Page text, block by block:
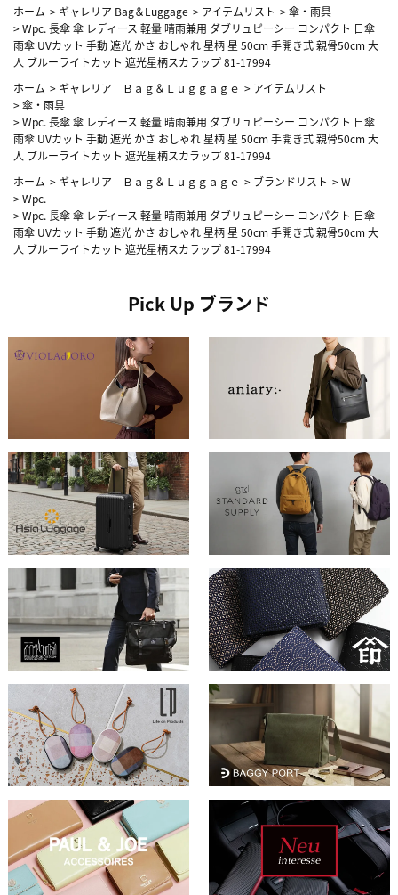
ホーム > ギャレリア Bag＆Luggage > アイテムリスト >傘・雨具
>Wpc. 長傘 傘 レディース 軽量 晴雨兼用 ダブリュピーシー コンパクト 日傘
雨傘 UVカット 手動 遮光 かさ おしゃれ 星柄 星 50cm 手開き式 親骨50cm 大
人 ブルーライトカット 遮光星柄スカラップ 81-17994
ホーム > ギャレリア Ｂａｇ＆Ｌｕｇｇａｇｅ > アイテムリスト
>傘・雨具
>Wpc. 長傘 傘 レディース 軽量 晴雨兼用 ダブリュピーシー コンパクト 日傘
雨傘 UVカット 手動 遮光 かさ おしゃれ 星柄 星 50cm 手開き式 親骨50cm 大
人 ブルーライトカット 遮光星柄スカラップ 81-17994
ホーム > ギャレリア Ｂａｇ＆Ｌｕｇｇａｇｅ > ブランドリスト >W
>Wpc.
>Wpc. 長傘 傘 レディース 軽量 晴雨兼用 ダブリュピーシー コンパクト 日傘
雨傘 UVカット 手動 遮光 かさ おしゃれ 星柄 星 50cm 手開き式 親骨50cm 大
人 ブルーライトカット 遮光星柄スカラップ 81-17994
Pick Up ブランド